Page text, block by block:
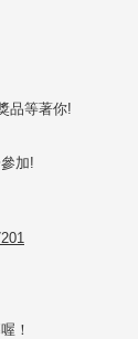
品等著你!
加!
！